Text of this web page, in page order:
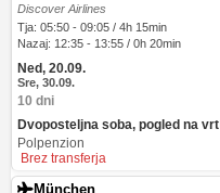
Discover Airlines
Tja: 05:50 - 09:05 / 4h 15min
Nazaj: 12:35 - 13:55 / 0h 20min
Ned, 20.09.
Sre, 30.09.
10 dni
Dvoposteljna soba, pogled na vrt
Polpenzion
Brez transferja
München